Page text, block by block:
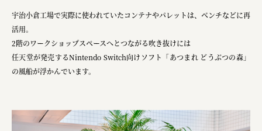
宇治小倉工場で実際に使われていたコンテナやパレットは、ベンチなどに再
活用。
2階のワークショップスペースへとつながる吹き抜けには
任天堂が発売するNintendo Switch向けソフト「あつまれ どうぶつの森」
の風船が浮かんでいます。